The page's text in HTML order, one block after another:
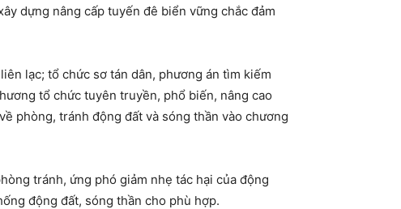
dựng nâng cấp tuyến đê biển vững chắc đảm
lạc; tổ chức sơ tán dân, phương án tìm kiếm
tổ chức tuyên truyền, phổ biến, nâng cao
phòng, tránh động đất và sóng thần vào chương
tránh, ứng phó giảm nhẹ tác hại của động
động đất, sóng thần cho phù hợp.